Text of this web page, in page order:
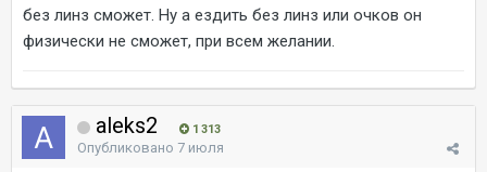
без линз сможет. Ну а ездить без линз или очков он
физически не сможет, при всем желании.
aleks2 1 313
Опубликовано 7 июля